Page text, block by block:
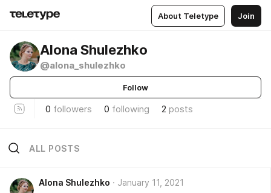
About Teletype Join
Alona Shulezhko
@alona_shulezhko
Follow
0 followers 0 following 2 posts
ALL POSTS
Alona Shulezhko January 11, 2021